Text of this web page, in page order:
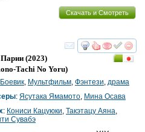
Скачать и Смотреть
смотреть
(2023)
Tachi No Yoru)
Боевик Мультфильм Фэнтези драма
: Ясутака Ямамото Мина Осава
: Кониси Кацуюки Такэтацу Аяна
Сувабэ